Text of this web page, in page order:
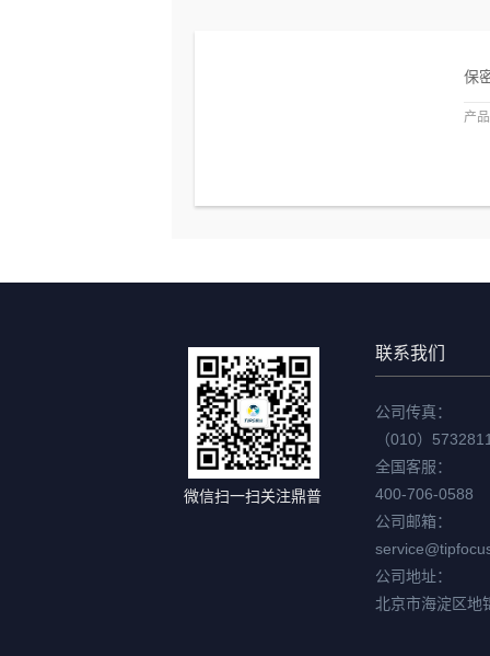
保
产
微信扫一扫关注鼎普
联系我们
公司传真：
（010）
全国客服：
400-706-0588
公司邮箱：
公司地址：
北京市海淀区地